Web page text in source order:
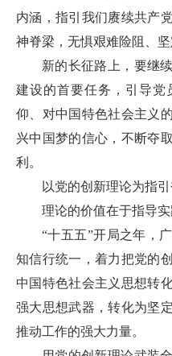
内涵，指引我们赓续共产
神脊梁，无惧艰难险阻、坚
新的长征路上，要继
建设的首要任务，引导
仰、对中国特色社会主义
兴中国梦的信心，不断夺
利。
以党的创新理论为指
理论的价值在于指导
“十五五”开局之年，
知信行统一，着力把党的
中国特色社会主义思想转
强大思想武器，转化为坚
推动工作的强大力量。